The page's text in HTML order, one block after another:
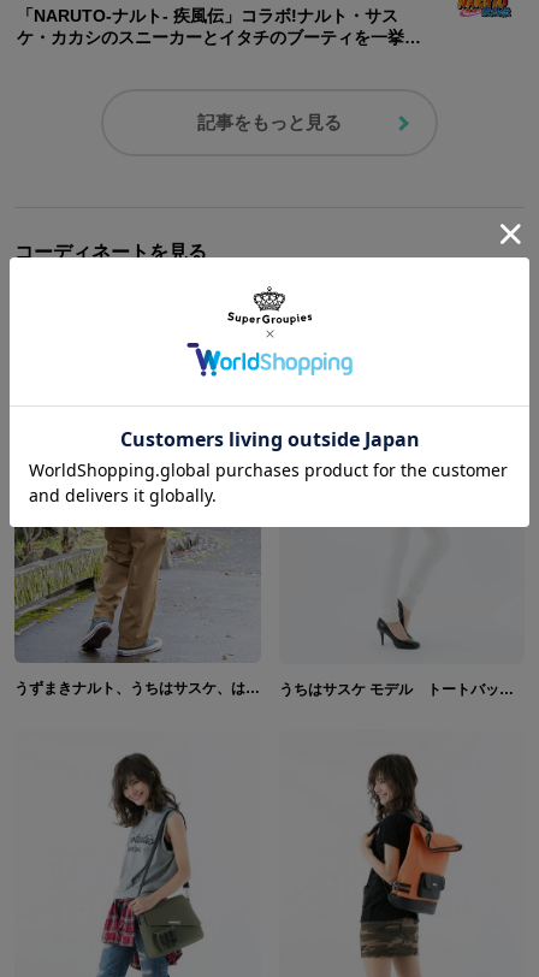
「NARUTO-ナルト- 疾風伝」コラボ!ナルト・サス
ケ・カカシのスニーカーとイタチのブーティを一挙に
記事をもっと見る
コーディネートを見る
うずまきナルト、うちはサスケ、はたけカカシ モデル リュック NARUTO-ナルト- 疾風伝 うちはサスケ モデル トートバッグ バッグ NARUTO-ナルト-疾風伝